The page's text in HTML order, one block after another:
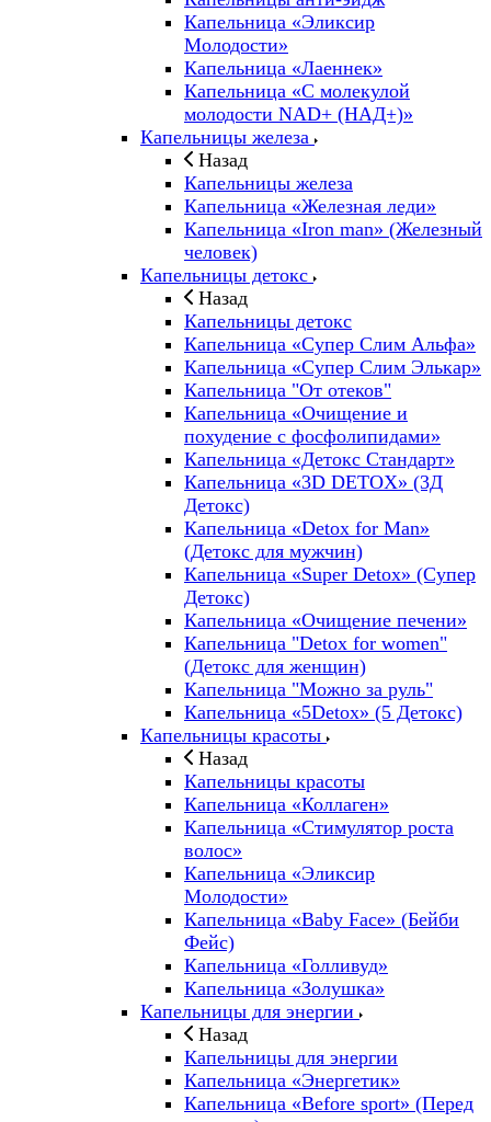
Капельница «Эликсир
Молодости»
Капельница «Лаеннек»
Капельница «С молекулой
молодости NAD+ (НАД+)»
Капельницы железа
Назад
Капельницы железа
Капельница «Железная леди»
Капельница «Iron man» (Железный
человек)
Капельницы детокс
Назад
Капельницы детокс
Капельница «Супер Слим Альфа»
Капельница «Супер Слим Элькар»
Капельница "От отеков"
Капельница «Очищение и
похудение с фосфолипидами»
Капельница «Детокс Стандарт»
Капельница «3D DETOX» (3Д
Детокс)
Капельница «Detox for Man»
(Детокс для мужчин)
Капельница «Super Detox» (Супер
Детокс)
Капельница «Очищение печени»
Капельница "Detox for women"
(Детокс для женщин)
Капельница "Можно за руль"
Капельница «5Detox» (5 Детокс)
Капельницы красоты
Назад
Капельницы красоты
Капельница «Коллаген»
Капельница «Стимулятор роста
волос»
Капельница «Эликсир
Молодости»
Капельница «Baby Face» (Бейби
Фейс)
Капельница «Голливуд»
Капельница «Золушка»
Капельницы для энергии
Назад
Капельницы для энергии
Капельница «Энергетик»
Капельница «Before sport» (Перед